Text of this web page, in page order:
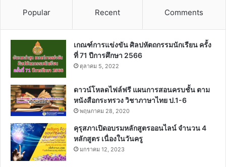
Popular Recent Comments
เกณฑ์การแข่งขัน ศิลปหัตถกรรมนักเรียน ครั้ง
ที่ 71 ปีการศึกษา 2566
ตุลาคม 5, 2022
ดาวน์โหลดไฟล์ฟรี แผนการสอนครบชั้น ตาม
หนังสือกระทรวง วิชาภาษาไทย ป.1-6
พฤษภาคม 28, 2020
คุรุสภาเปิดอบรมหลักสูตรออนไลน์ จำนวน 4
หลักสูตร เนื่องในวันครู
มกราคม 12, 2023